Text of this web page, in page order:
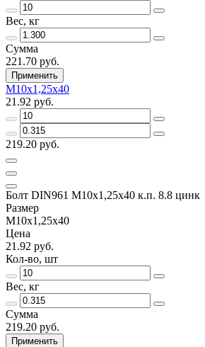
Вес, кг
Сумма
221.70 руб.
Применить
М10х1,25х40
21.92 руб.
219.20 руб.
Болт DIN961 М10х1,25х40 к.п. 8.8 цинк
Размер
М10х1,25х40
Цена
21.92 руб.
Кол-во, шт
Вес, кг
Сумма
219.20 руб.
Применить